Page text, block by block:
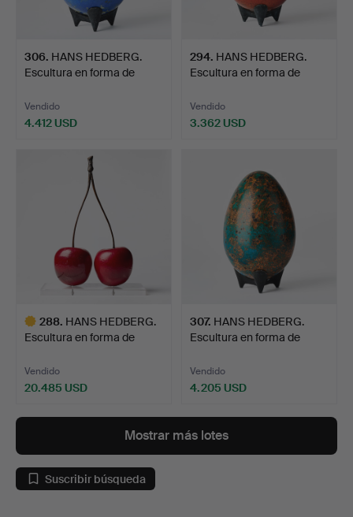
306. HANS HEDBERG.
Escultura en forma de
Vendido
4.412 USD
294. HANS HEDBERG.
Escultura en forma de
Vendido
3.362 USD
288. HANS HEDBERG.
Escultura en forma de
Vendido
20.485 USD
seleccionado
307. HANS HEDBERG.
Escultura en forma de
Vendido
4.205 USD
Mostrar más lotes
Suscribir búsqueda